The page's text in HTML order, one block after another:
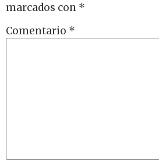
marcados con *
Comentario *